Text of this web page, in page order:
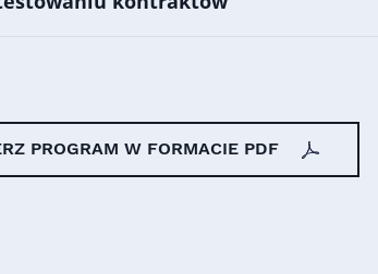
PROGRAM W FORMACIE PDF